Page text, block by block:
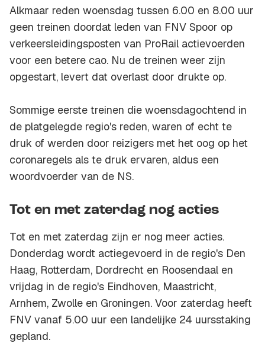
Alkmaar reden woensdag tussen 6.00 en 8.00 uur
geen treinen doordat leden van FNV Spoor op
verkeersleidingsposten van ProRail actievoerden
voor een betere cao. Nu de treinen weer zijn
opgestart, levert dat overlast door drukte op.
Sommige eerste treinen die woensdagochtend in
de platgelegde regio's reden, waren of echt te
druk of werden door reizigers met het oog op het
coronaregels als te druk ervaren, aldus een
woordvoerder van de NS.
Tot en met zaterdag nog acties
Tot en met zaterdag zijn er nog meer acties.
Donderdag wordt actiegevoerd in de regio's Den
Haag, Rotterdam, Dordrecht en Roosendaal en
vrijdag in de regio's Eindhoven, Maastricht,
Arnhem, Zwolle en Groningen. Voor zaterdag heeft
FNV vanaf 5.00 uur een landelijke 24 uursstaking
gepland.